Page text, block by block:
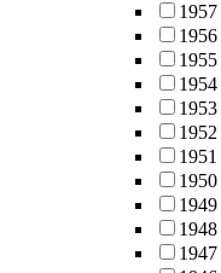
1957
1956
1955
1954
1953
1952
1951
1950
1949
1948
1947